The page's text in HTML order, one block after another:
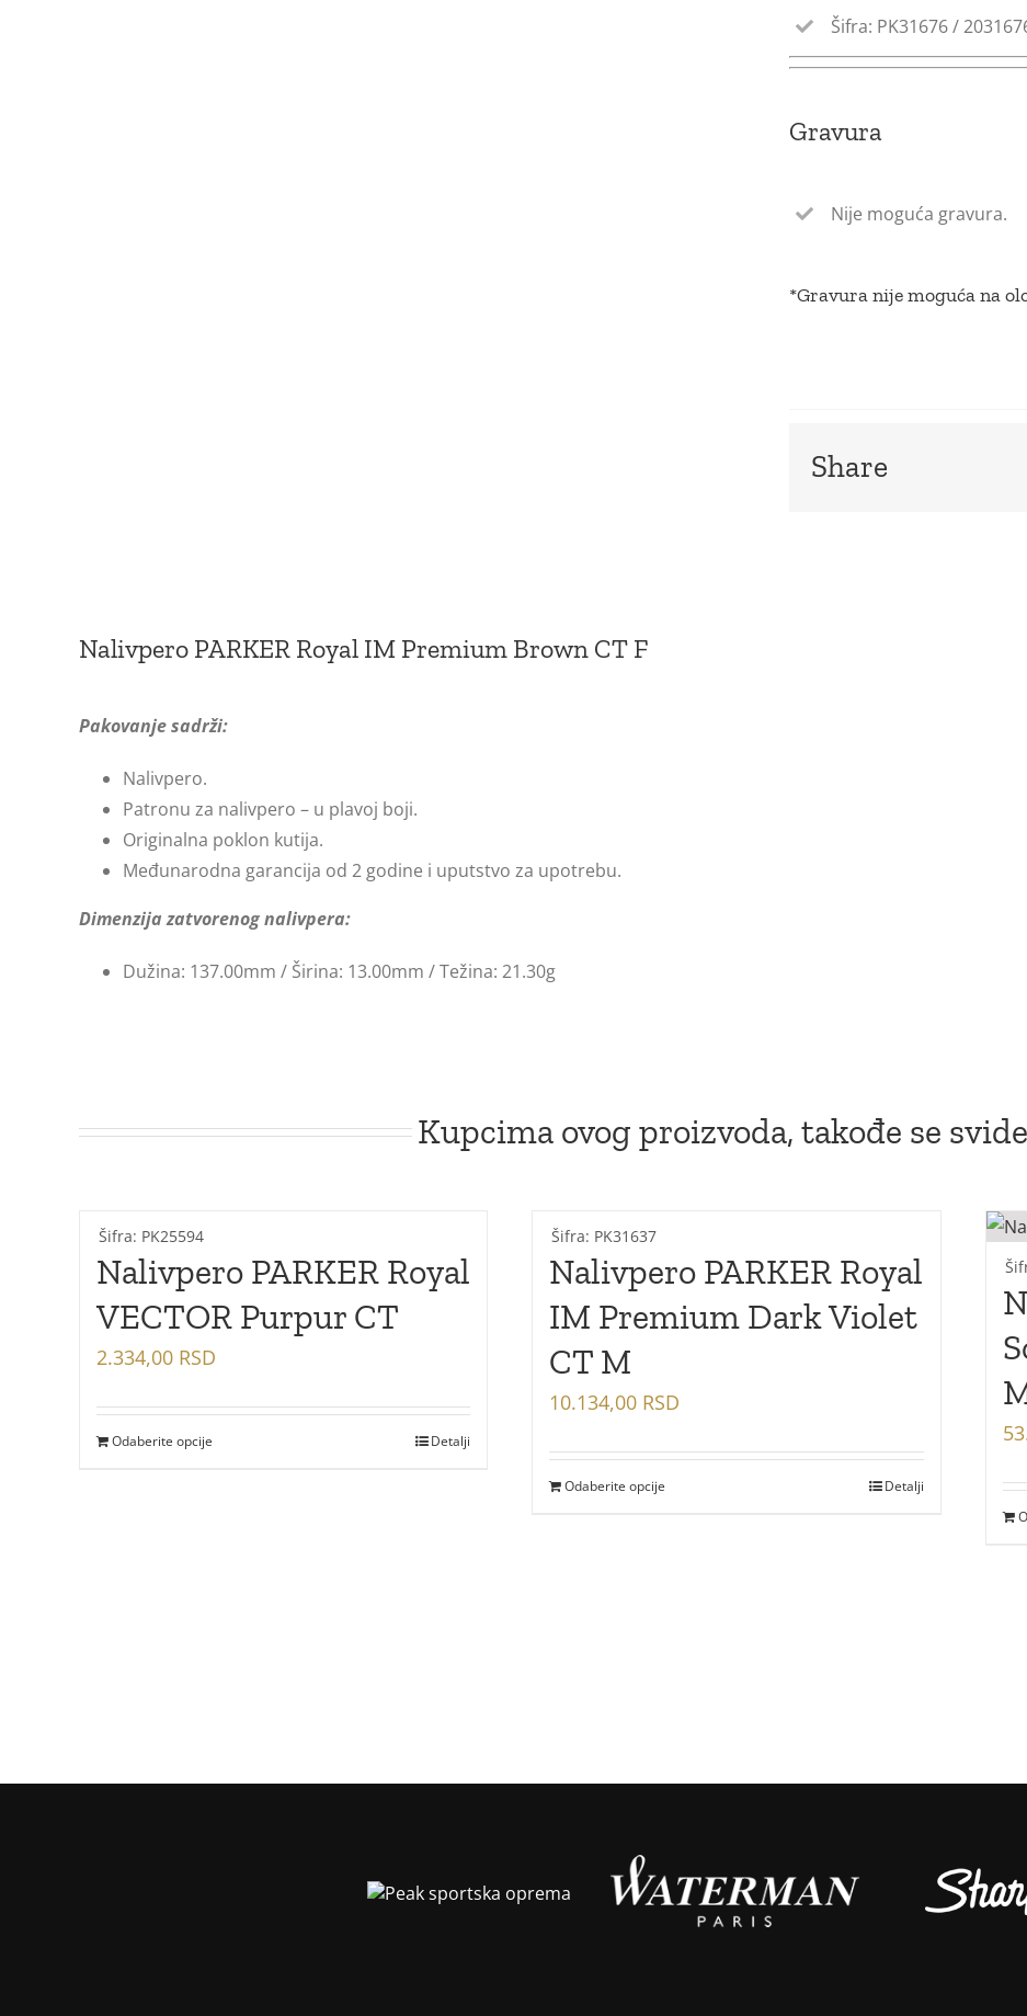
Šifra: PK31676 /
Gravura
Nije moguća gravura.
*Gravura nije moguća na
Share
Nalivpero PARKER Royal IM Premium Brown CT F
Pakovanje sadrži:
Nalivpero.
Patronu za nalivpero – u plavoj boji.
Originalna poklon kutija.
Međunarodna garancija od 2 godine i uputstvo za upotrebu.
Dimenzija zatvorenog nalivpera:
Dužina: 137.00mm / Širina: 13.00mm / Težina: 21.30g
Kupcima ovog proizvoda, takođe se
Šifra: PK25594
Nalivpero PARKER Royal
VECTOR Purpur CT
2.334,00 RSD
Odaberite opcije Detalji
Šifra: PK31637
Nalivpero PARKER Royal
IM Premium Dark Violet
CT M
10.134,00 RSD
Odaberite opcije Detalji